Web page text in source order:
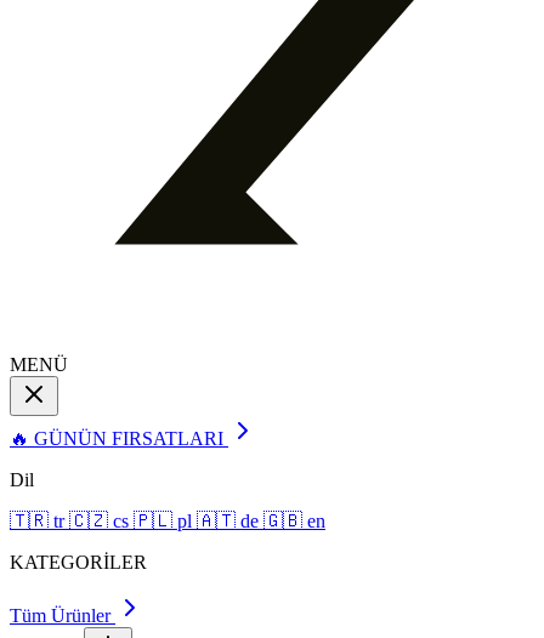
MENÜ
🔥 GÜNÜN FIRSATLARI
Dil
🇹🇷 tr 🇨🇿 cs 🇵🇱 pl 🇦🇹 de 🇬🇧 en
KATEGORİLER
Tüm Ürünler